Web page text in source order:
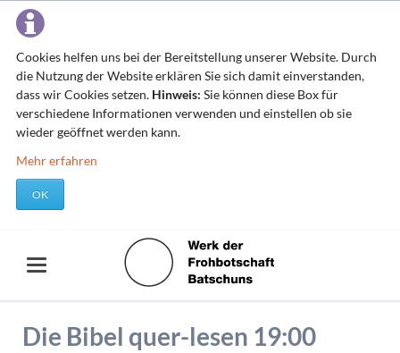
Cookies helfen uns bei der Bereitstellung unserer Website. Durch
die Nutzung der Website erklären Sie sich damit einverstanden,
dass wir Cookies setzen. Hinweis: Sie können diese Box für
verschiedene Informationen verwenden und einstellen ob sie
wieder geöffnet werden kann.
Mehr erfahren
OK
Die Bibel quer-lesen 19:00